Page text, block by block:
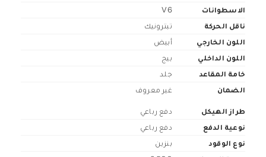
الاسطوانات
V6
ناقل الحركة
تبترونيك
اللون الخارجي
أبيض
اللون الداخلي
بيج
خامة المقاعد
جلد
الضمان
غير معروف
طراز الهيكل
دفع رباعي
نوعية الدفع
دفع رباعي
نوع الوقود
بنزين